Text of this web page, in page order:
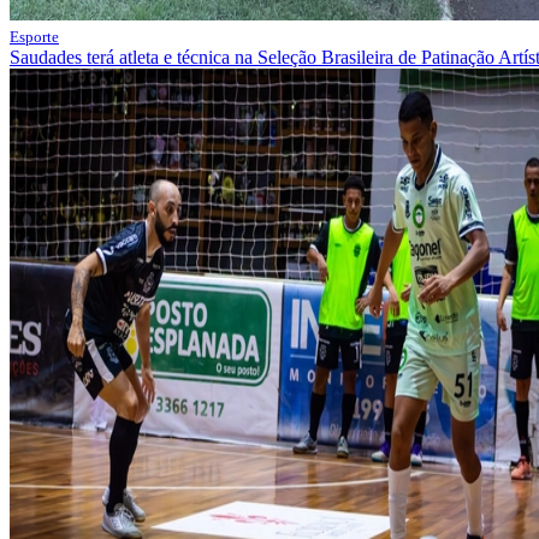
Esporte
Saudades terá atleta e técnica na Seleção Brasileira de Patinação